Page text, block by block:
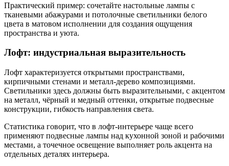
Практический пример: сочетайте настольные лампы с
тканевыми абажурами и потолочные светильники белого
цвета в матовом исполнении для создания ощущения
пространства и уюта.
Лофт: индустриальная выразительность
Лофт характеризуется открытыми пространствами,
кирпичными стенами и металл-дерево композициями.
Светильники здесь должны быть выразительными, с акцентом
на металл, чёрный и медный оттенки, открытые подвесные
конструкции, гибкость направления света.
Статистика говорит, что в лофт-интерьере чаще всего
применяют подвесные лампы над кухонной зоной и рабочими
местами, а точечное освещение выполняет роль акцента на
отдельных деталях интерьера.